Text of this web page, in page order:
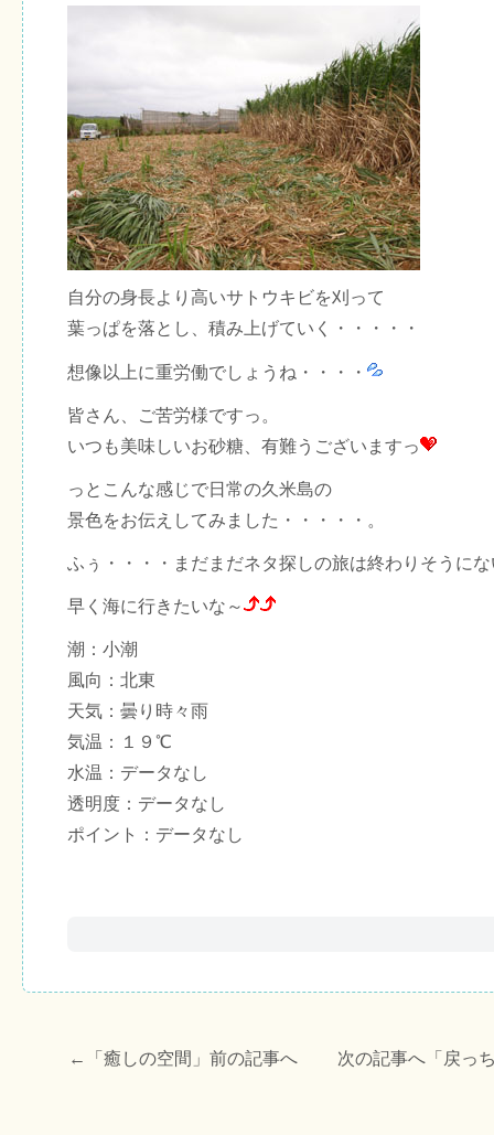
自分の身長より高いサトウキビを刈って
葉っぱを落とし、積み上げていく・・・・・
想像以上に重労働でしょうね・・・・
皆さん、ご苦労様ですっ。
いつも美味しいお砂糖、有難うございますっ
っとこんな感じで日常の久米島の
景色をお伝えしてみました・・・・・。
ふぅ・・・・まだまだネタ探しの旅は終わりそうに
早く海に行きたいな～
潮：小潮
風向：北東
天気：曇り時々雨
気温：１９℃
水温：データなし
透明度：データなし
ポイント：データなし
←「 癒しの空間 」前の記事へ 次の記事へ「 戻っ